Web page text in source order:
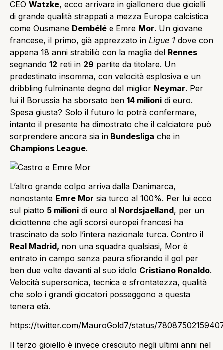
CEO Watzke, ecco arrivare in giallonero due gioielli
di grande qualità strappati a mezza Europa calcistica
come Ousmane Dembélé e Emre Mor. Un giovane
francese, il primo, già apprezzato in Ligue 1 dove con
appena 18 anni strabiliò con la maglia del Rennes
segnando 12 reti in 29 partite da titolare. Un
predestinato insomma, con velocità esplosiva e un
dribbling fulminante degno del miglior Neymar. Per
lui il Borussia ha sborsato ben 14 milioni di euro.
Spesa giusta? Solo il futuro lo potrà confermare,
intanto il presente ha dimostrato che il calciatore può
sorprendere ancora sia in Bundesliga che in
Champions League.
L’altro grande colpo arriva dalla Danimarca,
nonostante Emre Mor sia turco al 100%. Per lui ecco
sul piatto 5 milioni di euro al Nordsjaelland, per un
diciottenne che agli scorsi europei francesi ha
trascinato da solo l’intera nazionale turca. Contro il
Real Madrid, non una squadra qualsiasi, Mor è
entrato in campo senza paura sfiorando il gol per
ben due volte davanti al suo idolo Cristiano Ronaldo.
Velocità supersonica, tecnica e sfrontatezza, qualità
che solo i grandi giocatori posseggono a questa
tenera età.
https://twitter.com/MauroGold7/status/
Il terzo gioiello è invece cresciuto negli ultimi anni nel